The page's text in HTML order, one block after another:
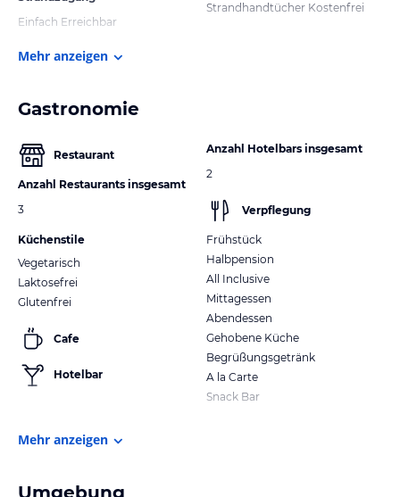
Einfach Erreichbar
Strandhandtücher Kostenfrei
Mehr anzeigen
Gastronomie
Restaurant
Anzahl Restaurants insgesamt
3
Küchenstile
Vegetarisch
Laktosefrei
Glutenfrei
Cafe
Hotelbar
Anzahl Hotelbars insgesamt
2
Verpflegung
Frühstück
Halbpension
All Inclusive
Mittagessen
Abendessen
Gehobene Küche
Begrüßungsgetränk
A la Carte
Snack Bar
Mehr anzeigen
Umgebung